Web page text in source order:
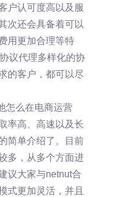
户认可度高以及服
次还会具备着可以
用更加合理等特
议代理多样化的协
的客户，都可以尽
么在电商运营
率高、高速以及长
简单介绍了。目前
多，从多个方面进
议大家与netnut合
式更加灵活，并且